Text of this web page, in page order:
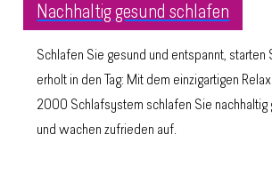
Nachhaltig gesund schlafen
Schlafen Sie gesund und entspannt, starten
erholt in den Tag: Mit dem einzigartigen Relax
2000 Schlafsystem schlafen Sie nachhaltig
und wachen zufrieden auf.